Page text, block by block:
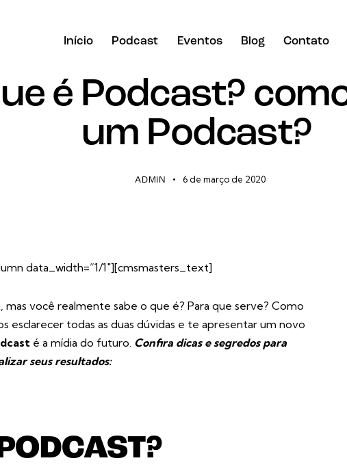
Início Podcast Eventos Blog Contato
Início Podcast Eventos Blog Contato
é Podcast?
um Podcast?
ADMIN 6 de março de 2020
data_width=”1/1″][cmsmasters_text]
, mas você realmente sabe o que é? Para que serve? Como
esclarecer todas as duas dúvidas e te apresentar um novo
é a mídia do futuro. Confira dicas e segredos para
seus resultados: